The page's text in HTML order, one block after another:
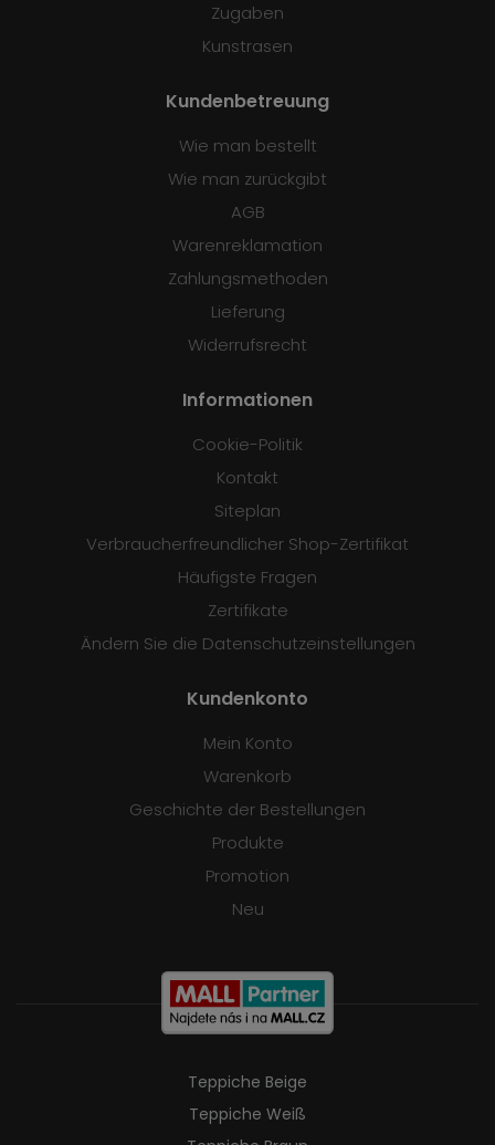
Zugaben
Kunstrasen
Kundenbetreuung
Wie man bestellt
Wie man zurückgibt
AGB
Warenreklamation
Zahlungsmethoden
Lieferung
Widerrufsrecht
Informationen
Cookie-Politik
Kontakt
Siteplan
Verbraucherfreundlicher Shop-Zertifikat
Häufigste Fragen
Zertifikate
Ändern Sie die Datenschutzeinstellungen
Kundenkonto
Mein Konto
Warenkorb
Geschichte der Bestellungen
Produkte
Promotion
Neu
Teppiche Beige
Teppiche Weiß